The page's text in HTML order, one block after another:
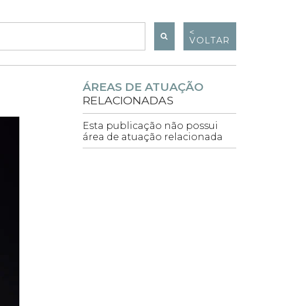
<
VOLTAR
ÁREAS DE ATUAÇÃO
RELACIONADAS
Esta publicação não possui
área de atuação relacionada